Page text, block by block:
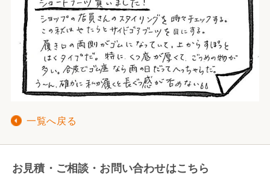
一覧へ戻る
お見積・ご相談・お問い合わせはこちら